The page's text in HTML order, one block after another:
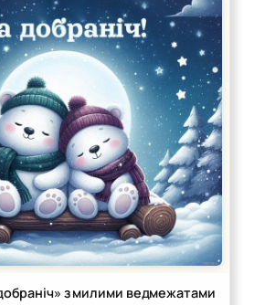
з милими ведмежатами